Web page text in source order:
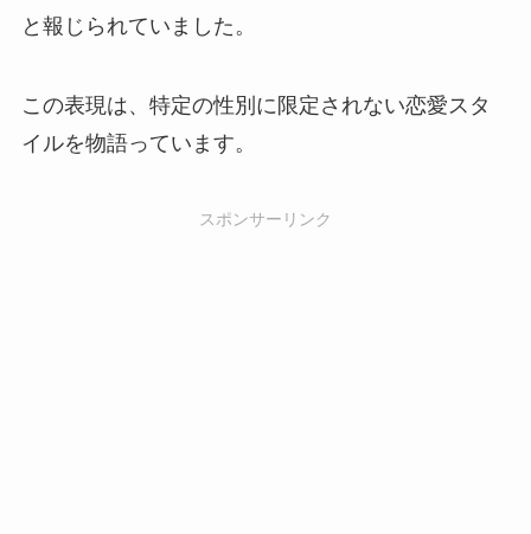
と報じられていました。
この表現は、特定の性別に限定されない恋愛スタ
イルを物語っています。
スポンサーリンク